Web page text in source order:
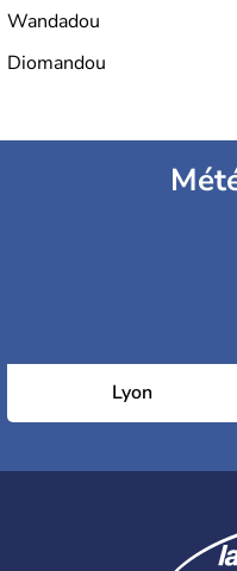
Wandadou
Diomandou
Lyon